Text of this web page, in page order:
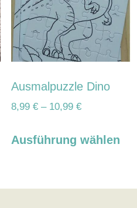
Ausmalpuzzle Dino
8,99 € – 10,99 €
Ausführung wählen